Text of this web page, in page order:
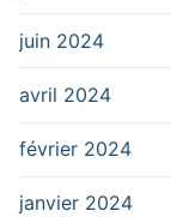
juin 2024
avril 2024
février 2024
janvier 2024